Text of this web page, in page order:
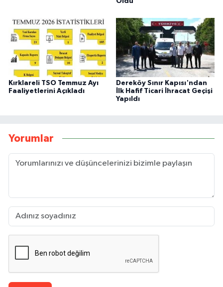
Kırklareli TSO Temmuz Ayı
Faaliyetlerini Açıkladı
Dereköy Sınır Kapısı'ndan
İlk Hafif Ticari İhracat Geçişi
Yapıldı
Yorumlar